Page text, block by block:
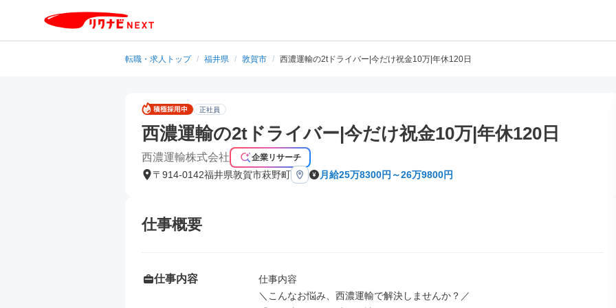
転職・求人トップ / 福井県 / 敦賀市 / 西濃運輸の2tドライバー|今だけ祝金10万|年休120日
正社員
西濃運輸の2tドライバー|今だけ祝金10万|年休120日
西濃運輸株式会社 企業リサーチ
〒914-0142福井県敦賀市萩野町 月給25万8300円～26万9800円
仕事概要
仕事内容
仕事内容
＼こんなお悩み、西濃運輸で解決しませんか？／